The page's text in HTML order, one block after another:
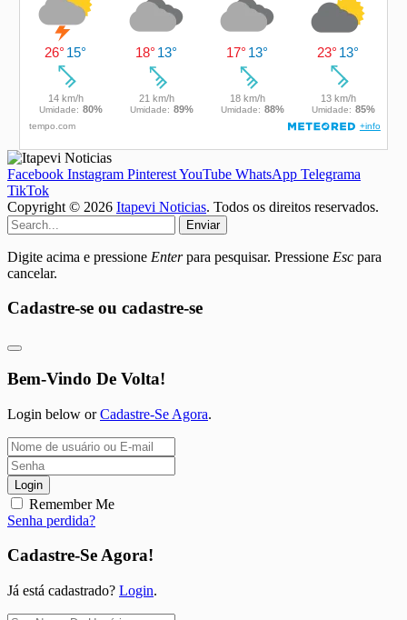
Facebook Instagram PinterestYouTube WhatsApp Telegrama
TikTok
Copyright © 2026 Itapevi Noticias. Todos os direitos reservados.
Enviar
Digite acima e pressione Enterpara pesquisar. Pressione Esc para
cancelar.
Cadastre-se ou cadastre-se
Bem-Vindo De Volta!
Login below orCadastre-Se Agora.
Login
Remember Me
Senha perdida?
Cadastre-Se Agora!
Já está cadastrado? Login.